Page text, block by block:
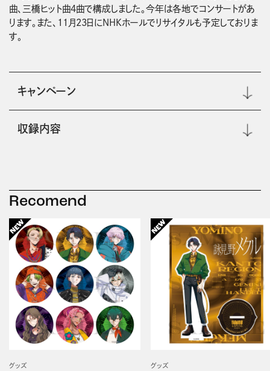
曲、三橋ヒット曲4曲で構成しました。今年は各地でコンサートがあ
ります。また、11月23日にNHKホールでリサイタルも予定しておりま
す。
キャンペーン
収録内容
Recomend
グッズ グッズ